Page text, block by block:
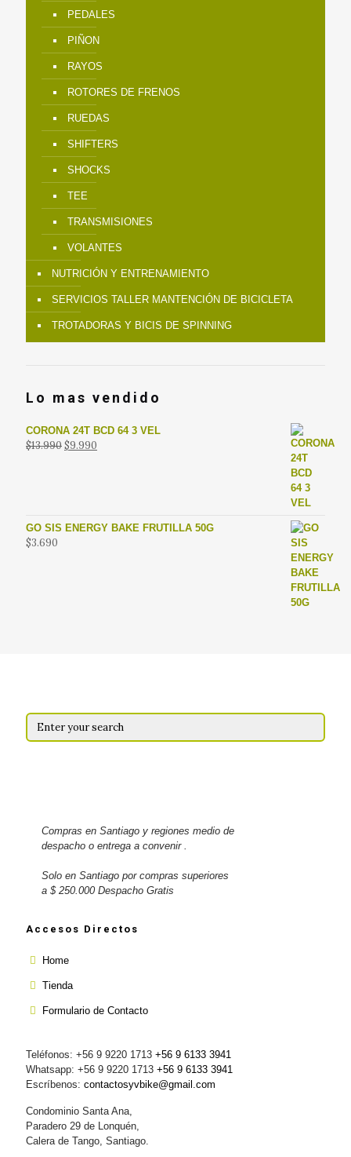
PEDALES
PIÑON
RAYOS
ROTORES DE FRENOS
RUEDAS
SHIFTERS
SHOCKS
TEE
TRANSMISIONES
VOLANTES
NUTRICIÓN Y ENTRENAMIENTO
SERVICIOS TALLER MANTENCIÓN DE BICICLETA
TROTADORAS Y BICIS DE SPINNING
Lo mas vendido
CORONA 24T BCD 64 3 VEL
$13.990El
$9.990
GO SIS ENERGY BAKE FRUTILLA 50G
$3.690
Compras en Santiago y regiones medio de
despacho o entrega a convenir .
Solo en Santiago por compras superiores
a $ 250.000 Despacho Gratis
Accesos Directos
Home
Tienda
Formulario de Contacto
Teléfonos: +56 9 9220 1713 +56 9 6133 3941
Whatsapp: +56 9 9220 1713 +56 9 6133 3941
Escríbenos: contactosyvbike@gmail.com
Condominio Santa Ana,
Paradero 29 de Lonquén,
Calera de Tango, Santiago.